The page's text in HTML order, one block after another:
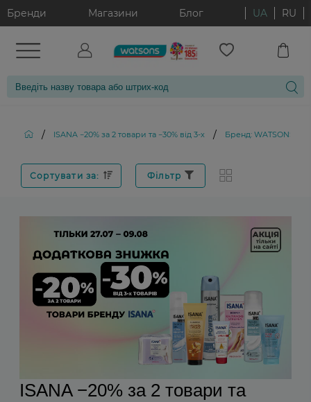
Бренди Магазини Блог UA RU
/ ISANA −20% за 2 товари та −30% від 3-х / Бренд: WATSONS
Сортувати за: Фільтр
ISANA −20% за 2 товари та